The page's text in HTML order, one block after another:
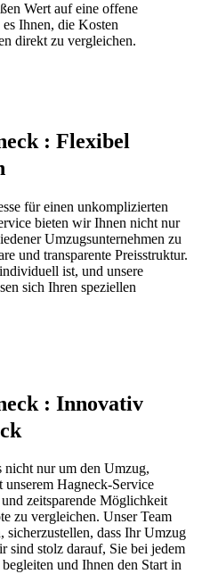
Wert auf eine offene
Ihnen, die Kosten
direkt zu vergleichen.
: Flexibel
für einen unkomplizierten
bieten wir Ihnen nicht nur
Umzugsunternehmen zu
und transparente Preisstruktur.
ist, und unsere
sich Ihren speziellen
: Innovativ
nicht nur um den Umzug,
Hagneck-Service
zeitsparende Möglichkeit
zu vergleichen. Unser Team
sicherzustellen, dass Ihr Umzug
sind stolz darauf, Sie bei jedem
und Ihnen den Start in